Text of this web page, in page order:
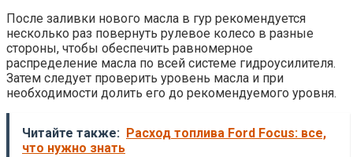
После заливки нового масла в гур рекомендуется
несколько раз повернуть рулевое колесо в разные
стороны, чтобы обеспечить равномерное
распределение масла по всей системе гидроусилителя.
Затем следует проверить уровень масла и при
необходимости долить его до рекомендуемого уровня.
Читайте также: Расход топлива Ford Focus: все,
что нужно знать